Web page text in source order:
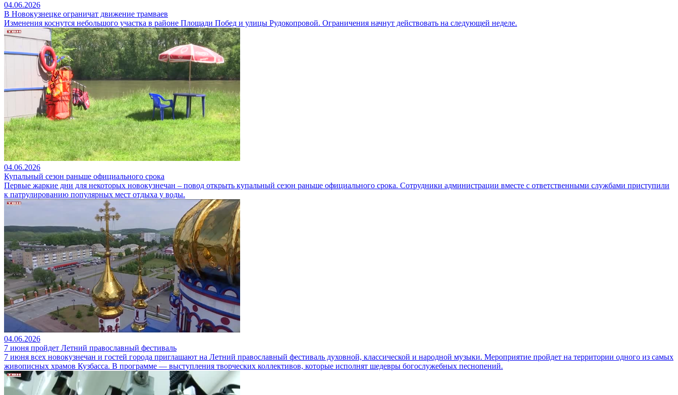
04.06.2026
В Новокузнецке ограничат движение трамваев
Изменения коснутся небольшого участка в районе Площади Побед и улицы Рудокопровой. Ограничения начнут действовать на следующей неделе.
04.06.2026
Купальный сезон раньше официального срока
Первые жаркие дни для некоторых новокузнечан – повод открыть купальный сезон раньше официального срока. Сотрудники администрации вместе с ответственными службами приступили
к патрулированию популярных мест отдыха у воды.
04.06.2026
7 июня пройдет Летний православный фестиваль
7 июня всех новокузнечан и гостей города приглашают на Летний православный фестиваль духовной, классической и народной музыки. Мероприятие пройдет на территории одного из самых
живописных храмов Кузбасса. В программе — выступления творческих коллективов, которые исполнят шедевры богослужебных песнопений.